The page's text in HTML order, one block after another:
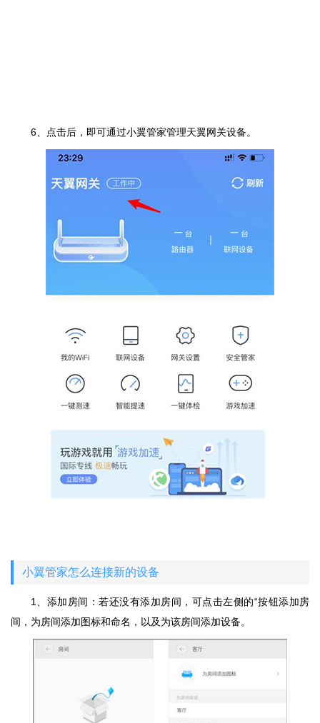
6、点击后，即可通过小翼管家管理天翼网关设备。
小翼管家怎么连接新的设备
1、添加房间：若还没有添加房间，可点击左侧的“按钮添加房
间，为房间添加图标和命名，以及为该房间添加设备。